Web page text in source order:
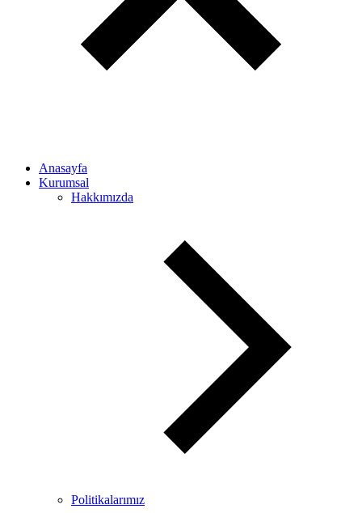
Anasayfa
Kurumsal
Hakkımızda
Politikalarımız